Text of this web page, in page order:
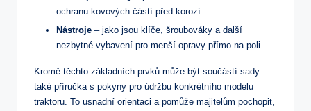
ochranu kovových částí před korozí.
Nástroje – jako jsou klíče, šroubováky a další
nezbytné vybavení pro menší opravy přímo na poli.
Kromě těchto základních prvků může být součástí sady
také příručka s pokyny pro údržbu konkrétního modelu
traktoru. To usnadní orientaci a pomůže majitelům pochopit,